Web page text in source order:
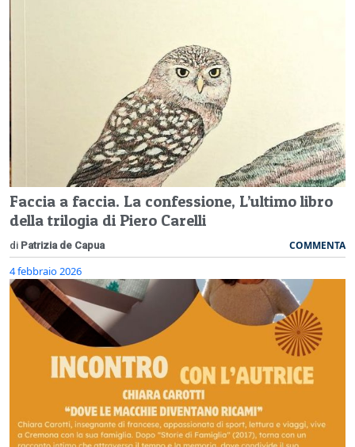
Faccia a faccia. La confessione, L’ultimo libro
della trilogia di Piero Carelli
di Patrizia de Capua COMMENTA
4 febbraio 2026